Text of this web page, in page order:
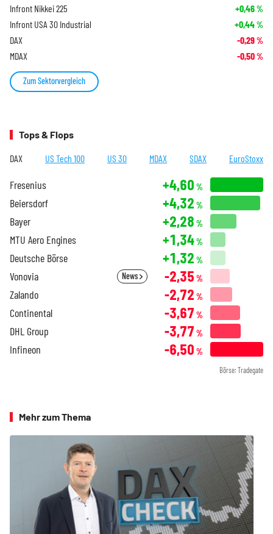
Infront Nikkei 225 +0,46%
Infront USA 30 Industrial +0,44%
DAX -0,29%
MDAX -0,50%
Zum Sektorvergleich
Tops & Flops
DAX US Tech 100 US 30 MDAX SDAX EuroStoxx
Fresenius +4,60 %
Beiersdorf +4,32 %
Bayer +2,28 %
MTU Aero Engines +1,34%
Deutsche Börse +1,32 %
Vonovia News -2,35 %
Zalando -2,72 %
Continental -3,67 %
DHL Group -3,77 %
Infineon -6,50 %
Börse: Tradegate
Mehr zum Thema